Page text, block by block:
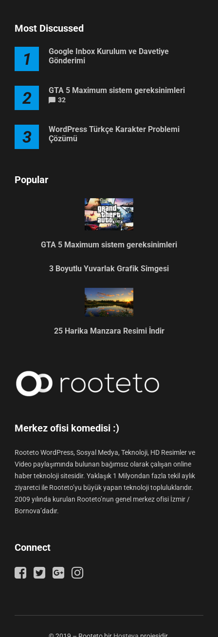
Most Discussed
1
Google Inbox Kurulum ve Davetiye
Gönderimi
2 GTA 5 Maximum sistem gereksinimleri
32
3
WordPress Türkçe Karakter Problemi
Çözümü
Popular
GTA 5 Maximum sistem gereksinimleri
3 Boyutlu Yuvarlak Grafik Simgesi
25 Harika Manzara Resimi İndir
Merkez ofisi komedisi :)
Rooteto WordPress, Sosyal Medya, Teknoloji, HD Resimler ve
Video paylaşımında bulunan bağımsız olarak çalışan online
haber teknoloji sitesidir. Yaklaşık 1 Milyondan fazla tekil aylık
ziyaretci ile Rooteto’yu büyük yapan teknoloji topluluklarıdır.
2009 yılında kurulan Rooteto’nun genel merkez ofisi İzmir /
Bornova’dadır.
Connect